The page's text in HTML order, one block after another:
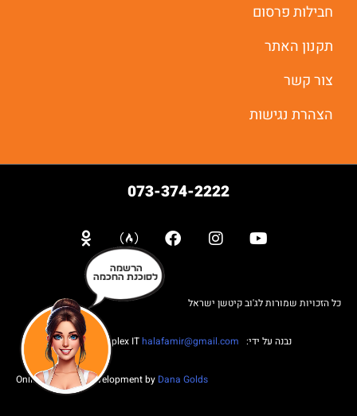
חבילות פרסום
תקנון האתר
צור קשר
הצהרת נגישות
073-374-2222
כל הזכויות שמורות לג'וב קיטשן ישראל
נבנה על ידי: Web complex IT halafamir@gmail.com
Online Business Development by Dana Golds
הרשמה
לסוכנת החכמה